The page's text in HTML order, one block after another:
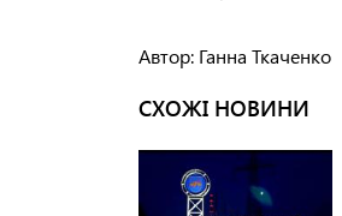
Автор: Ганна Ткаченко
СХОЖІ НОВИНИ